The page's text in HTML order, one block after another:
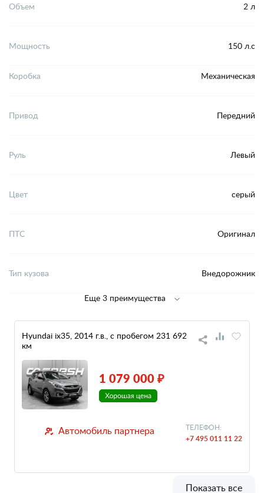
Объем 2 л
Мощность 150 л.с
Коробка Механическая
Привод Передний
Руль Левый
Цвет серый
ПТС Оригинал
Тип кузова Внедорожник
Еще 3 преимущества
Hyundai ix35, 2014 г.в., с пробегом 231 692
км
1 079 000 ₽
Автомобиль партнера ТЕЛЕФОН:
+7 495 011 11 22
Показать все